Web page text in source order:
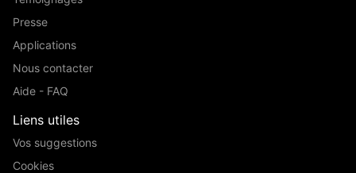
Presse
Applications
Nous contacter
Aide - FAQ
Liens utiles
Vos suggestions
Cookies